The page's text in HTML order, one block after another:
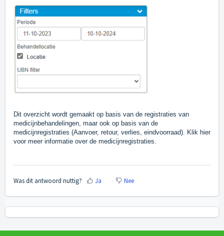
Dit overzicht wordt gemaakt op basis van de registraties van
medicijnbehandelingen, maar ook op basis van de
medicijnregistraties (Aanvoer, retour, verlies, eindvoorraad). Klik hier
voor meer informatie over de medicijnregistraties.
Was dit antwoord nuttig? Ja Nee